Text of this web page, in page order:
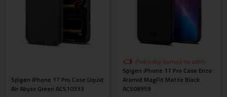
Spigen iPhone 17 Pro Case Liquid
Air Abyss Green ACS10333
Posljednji komad na zalihi
Spigen iPhone 17 Pro Case Enzo
Aramid MagFit Matte Black
ACS09959